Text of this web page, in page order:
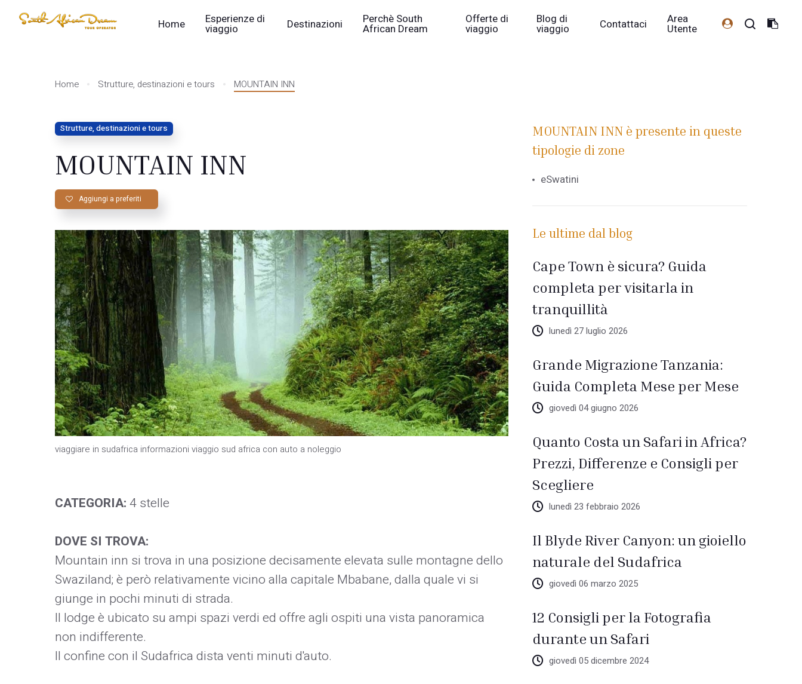
Home Esperienze di
viaggio Destinazioni Perchè South
African Dream
Offerte di
viaggio
Blog di
viaggio Contattaci Area
Utente
Home Strutture, destinazioni e tours MOUNTAIN INN
Strutture, destinazioni e tours
MOUNTAIN INN
Aggiungi a preferiti
viaggiare in sudafrica informazioni viaggio sud africa con auto a noleggio
CATEGORIA:4 stelle
DOVE SI TROVA:
Mountain inn si trova in una posizione decisamente elevata sulle montagne dello
Swaziland; è però relativamente vicino alla capitale Mbabane, dalla quale vi si
giunge in pochi minuti di strada.
Il lodge è ubicato su ampi spazi verdi ed offre agli ospiti una vista panoramica
non indifferente.
Il confine con il Sudafrica dista venti minuti d'auto.
MOUNTAIN INN è presente in queste
tipologie di zone
eSwatini
Le ultime dal blog
Cape Town è sicura? Guida
completa per visitarla in
tranquillità
lunedì 27 luglio 2026
Grande Migrazione Tanzania:
Guida Completa Mese per Mese
giovedì 04 giugno 2026
Quanto Costa un Safari in Africa?
Prezzi, Differenze e Consigli per
Scegliere
lunedì 23 febbraio 2026
Il Blyde River Canyon: un gioiello
naturale del Sudafrica
giovedì 06 marzo 2025
12 Consigli per la Fotografia
durante un Safari
giovedì 05 dicembre 2024